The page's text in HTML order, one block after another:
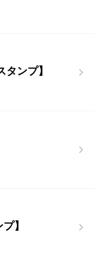
ンプ】
】